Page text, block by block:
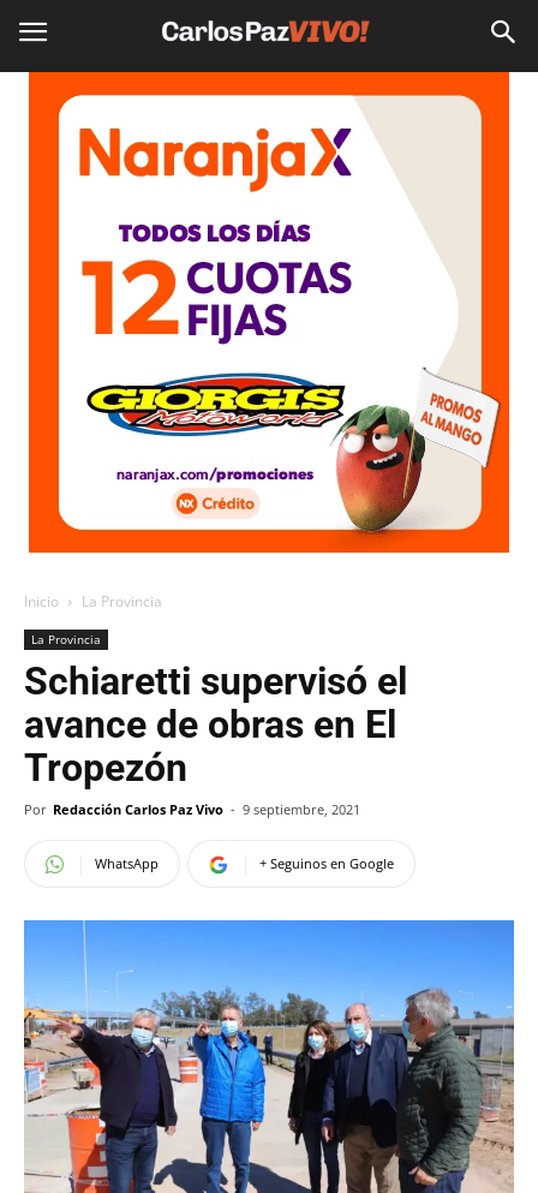
Inicio La Provincia
La Provincia
Schiaretti supervisó el
avance de obras en El
Tropezón
Por Redacción Carlos Paz Vivo - 9 septiembre, 2021
WhatsApp + Seguinos en Google